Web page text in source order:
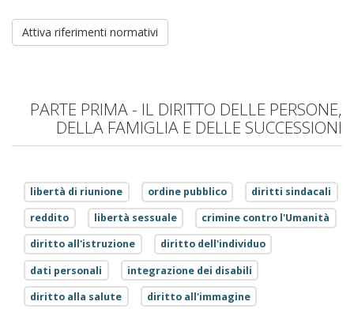
Attiva riferimenti normativi
PARTE PRIMA - IL DIRITTO DELLE PERSONE,
DELLA FAMIGLIA E DELLE SUCCESSIONI
libertà di riunione ordine pubblico
diritti sindacali
reddito
libertà sessuale
crimine contro l'Umanità
diritto all'istruzione
diritto dell'individuo
dati personali
integrazione dei disabili
diritto alla salute
diritto all'immagine